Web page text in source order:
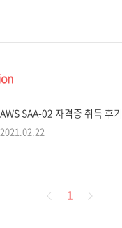
AWS SAA-02 자격증 취득 후기
2021.02.22
페
1